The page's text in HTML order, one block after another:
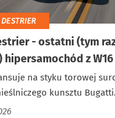
- ostatni (tym
hipersamochód z W16
na styku torowej
kunsztu Bugatti.